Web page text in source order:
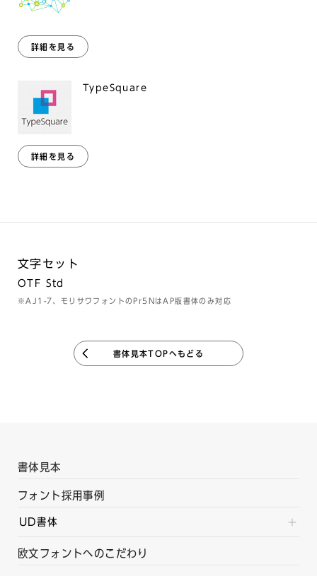
詳細を見る
TypeSquare
詳細を見る
文字セット
OTF Std
※AJ1-7、モリサワフォントのPr5NはAP版書体のみ対応
書体見本TOPへもどる
書体見本
フォント採用事例
UD書体
欧文フォントへのこだわり